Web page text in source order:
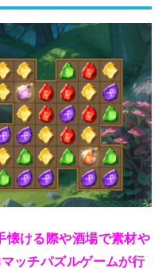
懐ける際や酒場で素材や
ッチパズルゲームが行